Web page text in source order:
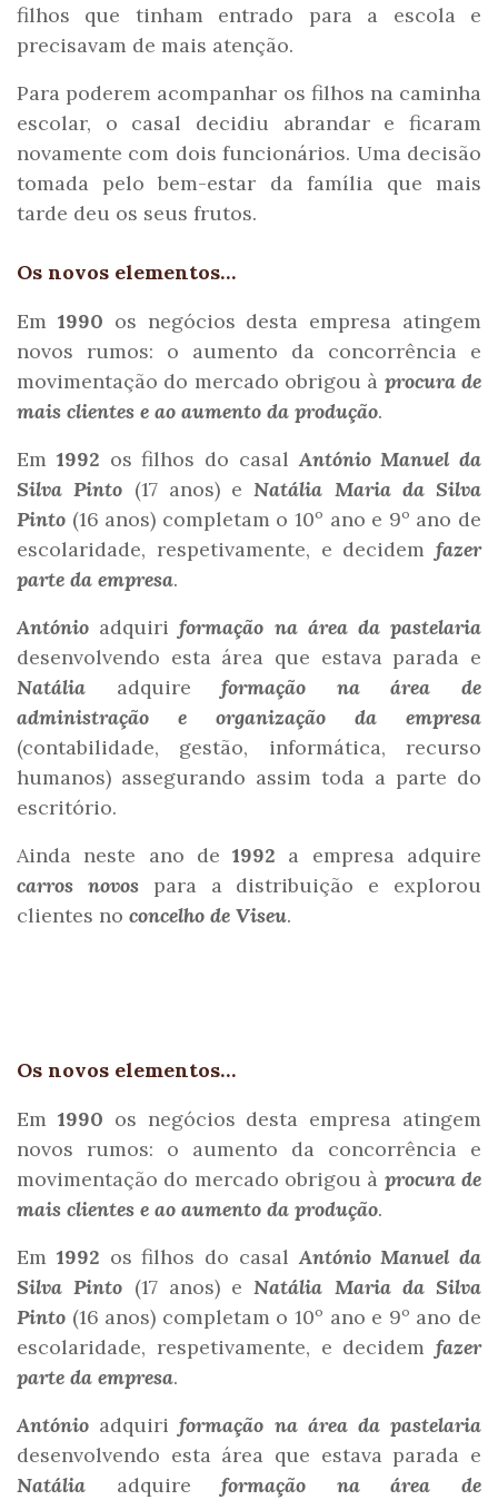
filhos que tinham entrado para a escola e
precisavam de mais atenção.
Para poderem acompanhar os filhos na caminha
escolar, o casal decidiu abrandar e ficaram
novamente com dois funcionários. Uma decisão
tomada pelo bem-estar da família que mais
tarde deu os seus frutos.
Os novos elementos…
Em 1990 os negócios desta empresa atingem
novos rumos: o aumento da concorrência e
movimentação do mercado obrigou à procura de
mais clientes e ao aumento da produção.
Em 1992 os filhos do casalAntónio Manuel da
Silva Pinto (17 anos) e Natália Maria da Silva
Pinto (16 anos) completam o 10º ano e 9º ano de
escolaridade, respetivamente, e decidem fazer
parte da empresa.
António adquiriformação na área da pastelaria
desenvolvendo esta área que estava parada e
Natália
adquireformação na área de
administração e organização da empresa
(contabilidade, gestão, informática, recurso
humanos) assegurando assim toda a parte do
escritório.
Ainda neste ano de1992 a empresa adquire
carros novos
para a distribuição e explorou
clientes no concelho de Viseu.
Os novos elementos…
Em 1990 os negócios desta empresa atingem
novos rumos: o aumento da concorrência e
movimentação do mercado obrigou à procura de
mais clientes e ao aumento da produção.
Em 1992 os filhos do casalAntónio Manuel da
Silva Pinto (17 anos) e Natália Maria da Silva
Pinto (16 anos) completam o 10º ano e 9º ano de
escolaridade, respetivamente, e decidem fazer
parte da empresa.
António adquiriformação na área da pastelaria
desenvolvendo esta área que estava parada e
Natália
adquireformação na área de